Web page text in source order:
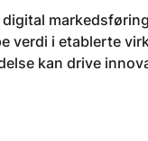
verdi i etablerte
kan drive